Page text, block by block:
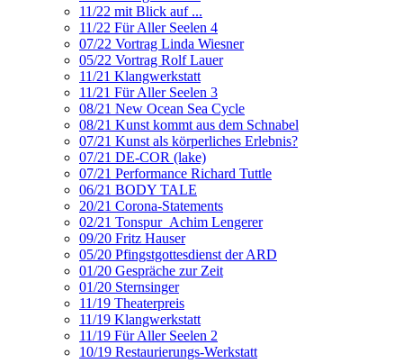
11/22 mit Blick auf ...
11/22 Für Aller Seelen 4
07/22 Vortrag Linda Wiesner
05/22 Vortrag Rolf Lauer
11/21 Klangwerkstatt
11/21 Für Aller Seelen 3
08/21 New Ocean Sea Cycle
08/21 Kunst kommt aus dem Schnabel
07/21 Kunst als körperliches Erlebnis?
07/21 DE-COR (lake)
07/21 Performance Richard Tuttle
06/21 BODY TALE
20/21 Corona-Statements
02/21 Tonspur_Achim Lengerer
09/20 Fritz Hauser
05/20 Pfingstgottesdienst der ARD
01/20 Gespräche zur Zeit
01/20 Sternsinger
11/19 Theaterpreis
11/19 Klangwerkstatt
11/19 Für Aller Seelen 2
10/19 Restaurierungs-Werkstatt